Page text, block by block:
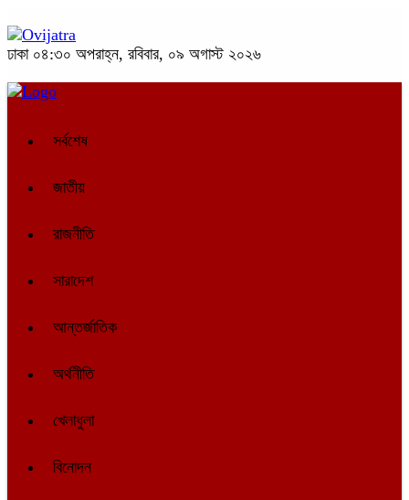
ঢাকা ০৪:৩০ অপরাহ্ন, রবিবার, ০৯ অগাস্ট ২০২৬
সর্বশেষ
জাতীয়
রাজনীতি
সারাদেশ
আন্তর্জাতিক
অর্থনীতি
খেলাধুলা
বিনোদন